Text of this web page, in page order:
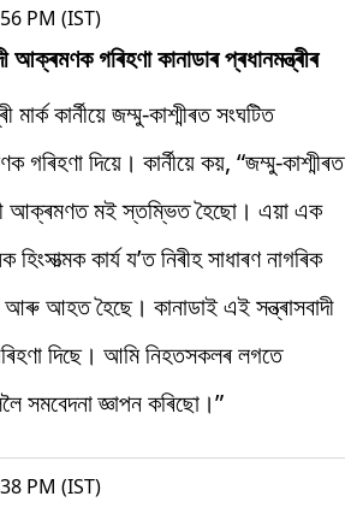
PM (IST)
আক্ৰমণক গৰিহণা কানাডাৰ প্ৰধানমন্ত্ৰীৰ
মাৰ্ক কাৰ্নীয়ে জম্মু-কাশ্মীৰত সংঘটিত
গৰিহণা দিয়ে। কাৰ্নীয়ে কয়, “জম্মু-কাশ্মীৰত
আক্ৰমণত মই স্তম্ভিত হৈছো। এয়া এক
কাৰ্য য’ত নিৰীহ সাধাৰণ নাগৰিক
আহত হৈছে। কানাডাই এই সন্ত্ৰাসবাদী
দিছে। আমি নিহতসকলৰ লগতে
সমবেদনা জ্ঞাপন কৰিছো।”
PM (IST)